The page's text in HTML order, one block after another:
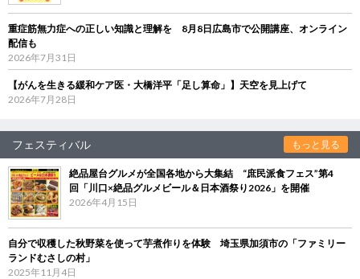
重症筋無力症への正しい知識と理解を 8月8日広島市で公開講座、オンライン
配信も
2026年7月31日
【がんを生きる緩和ケア医・大橋洋平「足し算命」】天空を見上げて
2026年7月28日
フェスティバル もっと見る
絶品屋台グルメが全国各地から大集結 “庶民派食フェス”第4
回「川口×絶品グルメビール＆日本酒祭り2026」を開催
2026年4月15日
自分で収穫した秋野菜を使って芋煮作りを体験 埼玉県加須市の「ファミリー
ランドむさしの村」
2025年11月4日